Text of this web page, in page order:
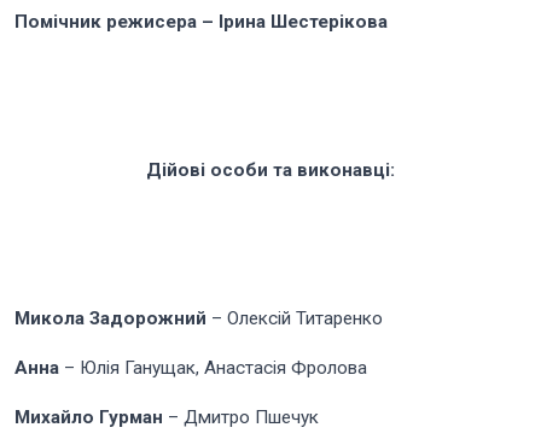
Помічник режисера – Ірина Шестерікова
Дійові особи та виконавці:
Микола Задорожний – Олексій Титаренко
Анна – Юлія Ганущак, Анастасія Фролова
Михайло Гурман – Дмитро Пшечук